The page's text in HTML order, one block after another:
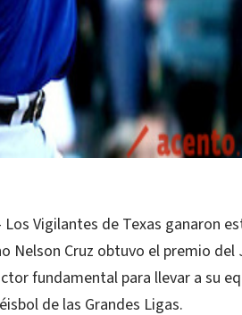
Los Vigilantes de Texas ganaron
Nelson Cruz obtuvo el premio del
fundamental para llevar a su
de las Grandes Ligas.